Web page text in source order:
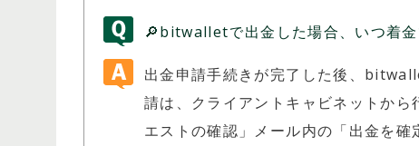
🔎bitwalletで出金した場合、いつ着金
出金申請手続きが完了した後、
請は、クライアントキャビネットか
エストの確認」メール内の「出金を確